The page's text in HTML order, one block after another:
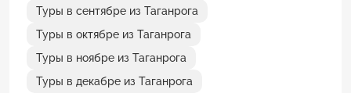
Туры в сентябре из Таганрога
Туры в октябре из Таганрога
Туры в ноябре из Таганрога
Туры в декабре из Таганрога